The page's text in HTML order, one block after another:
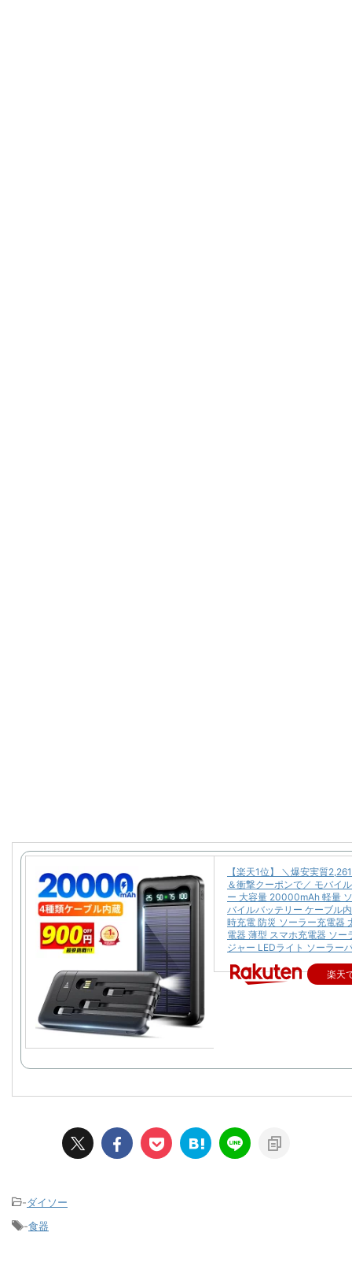
【楽天1位】 ＼爆安実質
＆衝撃クーポンで／ モバイ
ー 大容量 20000mAh 軽量
バイルバッテリー ケーブル
時充電 防災 ソーラー充電器
電器 薄型 スマホ充電器 ソー
ジャー LEDライト ソーラー
楽天
-ダイソー
-食器